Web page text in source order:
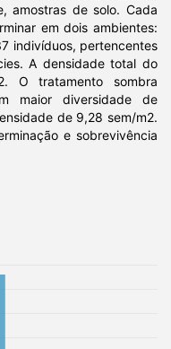
amostras de solo. Cada
em dois ambientes:
indivíduos, pertencentes
A densidade total do
O tratamento sombra
maior diversidade de
de 9,28 sem/m2.
e sobrevivência